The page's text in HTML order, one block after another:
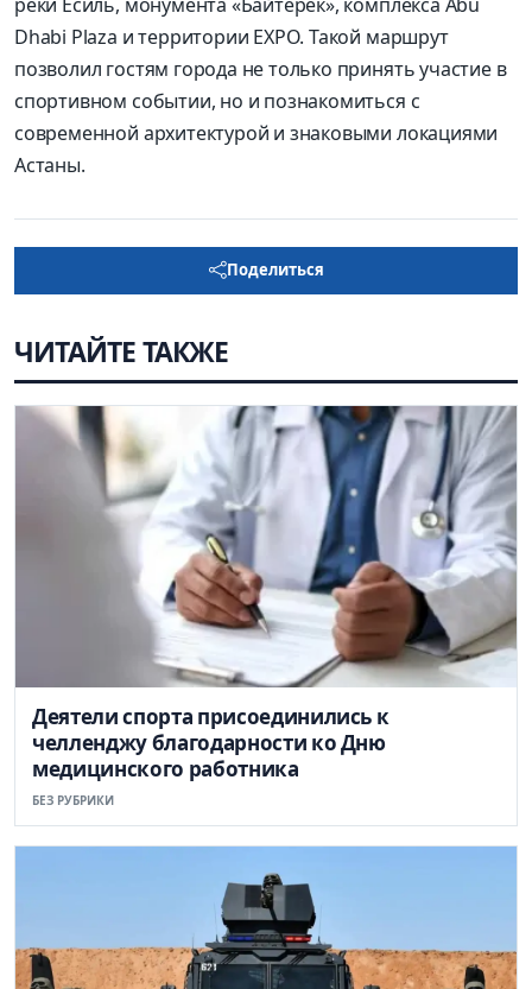
Dhabi Plaza и территории EXPO. Такой маршрут
позволил гостям города не только принять участие в
спортивном событии, но и познакомиться с
современной архитектурой и знаковыми локациями
Астаны.
Поделиться
ЧИТАЙТЕ ТАКЖЕ
Деятели спорта присоединились к
челленджу благодарности ко Дню
медицинского работника
БЕЗ РУБРИКИ